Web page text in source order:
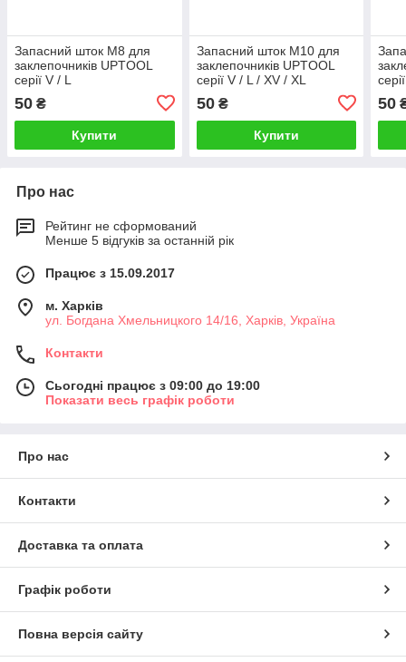
Запасний шток M8 для
заклепочників UPTOOL
серії V / L
50 ₴
Купити
Запасний шток M10 для
заклепочників UPTOOL
серії V / L / XV / XL
50₴
Купити
50
Про нас
Рейтинг не сформований
Менше 5 відгуків за останній рік
Працює з 15.09.2017
м. Харків
ул. Богдана Хмельницкого 14/16, Харків, Україна
Контакти
Сьогодні працює з 09:00 до 19:00
Показати весь графік роботи
Про нас
Контакти
Доставка та оплата
Графік роботи
Повна версія сайту